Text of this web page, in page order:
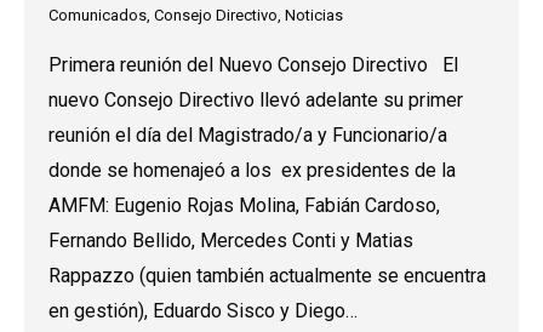
Comunicados Consejo Directivo Noticias
Primera reunión del Nuevo Consejo Directivo El
nuevo Consejo Directivo llevó adelante su primer
reunión el día del Magistrado/a y Funcionario/a
donde se homenajeó a los ex presidentes de la
AMFM: Eugenio Rojas Molina, Fabián Cardoso,
Fernando Bellido, Mercedes Conti y Matias
Rappazzo (quien también actualmente se encuentra
en gestión), Eduardo Sisco y Diego…